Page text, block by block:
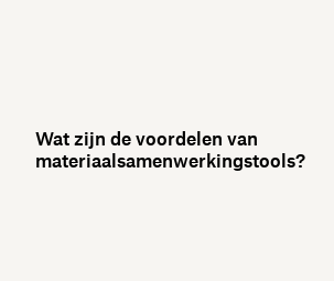
Wat zijn de voordelen van
materiaalsamenwerkingstools?